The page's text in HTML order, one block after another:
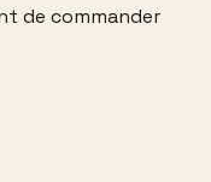
de commander